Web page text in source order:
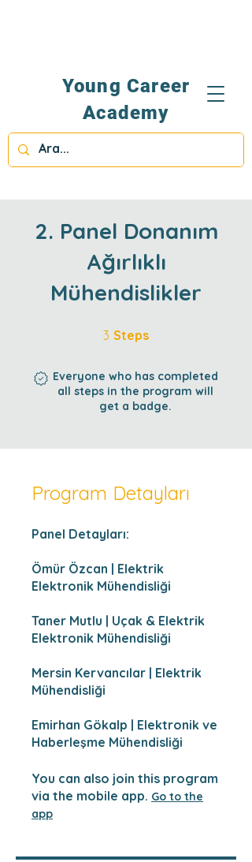
Young Career
Academy
2. Panel Donanım
Ağırlıklı
Mühendislikler
3 Steps
Everyone who has completed
all steps in the program will
get a badge.
Program Detayları
Panel Detayları:
Ömür Özcan | Elektrik
Elektronik Mühendisliği
Taner Mutlu | Uçak & Elektrik
Elektronik Mühendisliği
Mersin Kervancılar | Elektrik
Mühendisliği
Emirhan Gökalp | Elektronik ve
Haberleşme Mühendisliği
You can also join this program
via the mobile app. Go to the
app